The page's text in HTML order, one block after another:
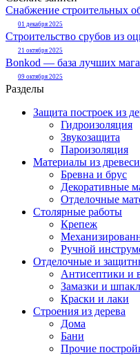
Снабжение строительных
01 декабря 2025
Строительство срубов из
21 октября 2025
Bonkod — база лучших
09 октября 2025
Разделы
Защита построек из
Гидроизоляция
Звукозащита
Пароизоляция
Материалы из
Бревна и брус
Декоративные
Отделочные
Столярные работы
Крепеж
Ручной
Отделочные и
Антисептики и
Замазки и
Краски и лаки
Строения из дерева
Дома
Бани
Прочие